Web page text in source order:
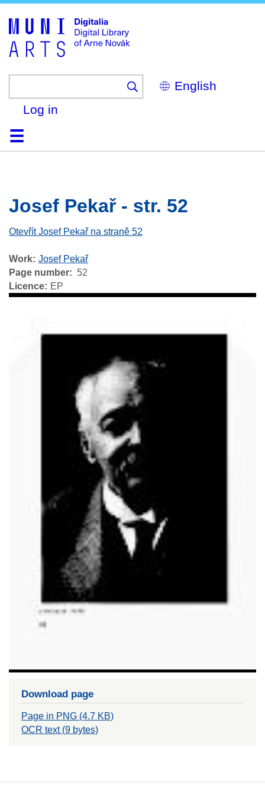
Select
your
Log in
HomeBrowse
Search
About
HelpContactDigitalia
Josef Pekař - str. 52
Otevřít Josef Pekař na straně 52
Work Josef Pekař
Page number
52
Licence
EP
Download page
Page in PNG (4.7 KB)
OCR text (9 bytes)